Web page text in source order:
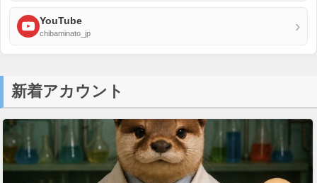
YouTube
chibaminato_jp ›
新着アカウント